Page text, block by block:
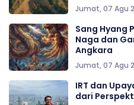
Jumat, 07 Agu
Sang Hyang
Naga dan
Angkara
Jumat, 07 Agu
IRT dan
dari